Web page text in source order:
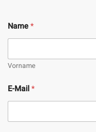
Name*
Vorname
o
m
e
E-Mail*